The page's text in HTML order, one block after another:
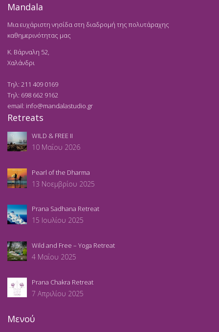
Mandala
Μια ευχάριστη νησίδα στη διαδρομή της πολυτάραχης
καθημερινότητας μας
K. Βάρναλη 52,
Χαλάνδρι
Τηλ: 211 409 0169
Τηλ: 698 662 9162
email: info@mandalastudio.gr
Retreats
WILD & FREE II
10 Μαΐου 2026
Pearl of the Dharma
13 Νοεμβρίου 2025
Prana Sadhana Retreat
15 Ιουλίου 2025
Wild and Free – Yoga Retreat
4 Μαΐου 2025
Prana Chakra Retreat
7 Απριλίου 2025
Μενού